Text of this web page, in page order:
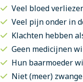
Veel bloed
Veel pijn onder in
Klachten hebben
Geen medicijnen
Hun baarmoeder
Niet (meer)